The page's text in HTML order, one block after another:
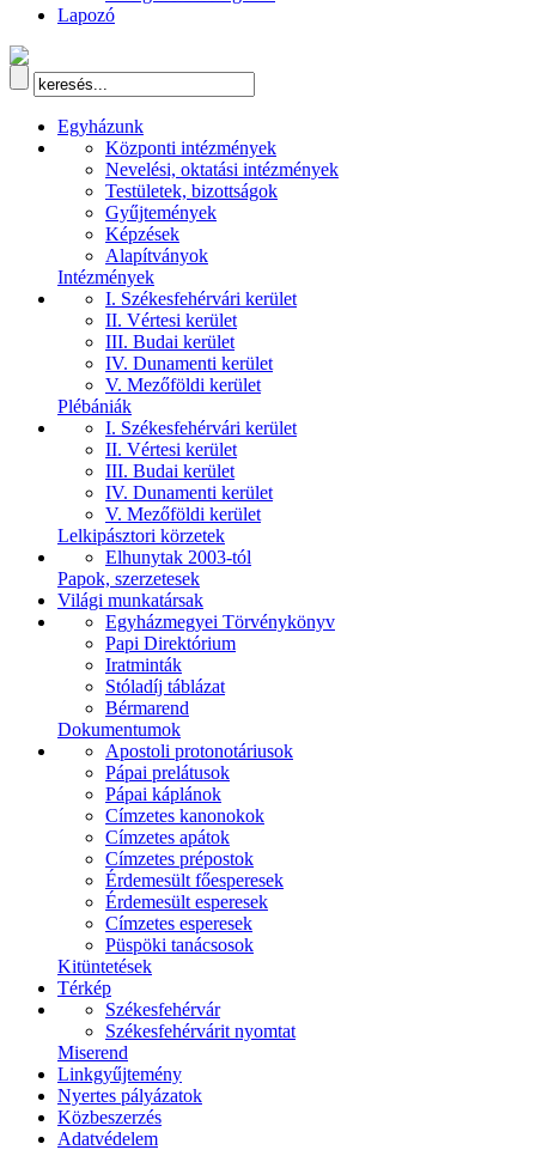
Lapozó
Egyházunk
Központi intézmények
Nevelési, oktatási intézmények
Testületek, bizottságok
Gyűjtemények
Képzések
Alapítványok
Intézmények
I. Székesfehérvári kerület
II. Vértesi kerület
III. Budai kerület
IV. Dunamenti kerület
V. Mezőföldi kerület
Plébániák
I. Székesfehérvári kerület
II. Vértesi kerület
III. Budai kerület
IV. Dunamenti kerület
V. Mezőföldi kerület
Lelkipásztori körzetek
Elhunytak 2003-tól
Papok, szerzetesek
Világi munkatársak
Egyházmegyei Törvénykönyv
Papi Direktórium
Iratminták
Stóladíj táblázat
Bérmarend
Dokumentumok
Apostoli protonotáriusok
Pápai prelátusok
Pápai káplánok
Címzetes kanonokok
Címzetes apátok
Címzetes prépostok
Érdemesült főesperesek
Érdemesült esperesek
Címzetes esperesek
Püspöki tanácsosok
Kitüntetések
Térkép
Székesfehérvár
Székesfehérvárit nyomtat
Miserend
Linkgyűjtemény
Nyertes pályázatok
Közbeszerzés
Adatvédelem